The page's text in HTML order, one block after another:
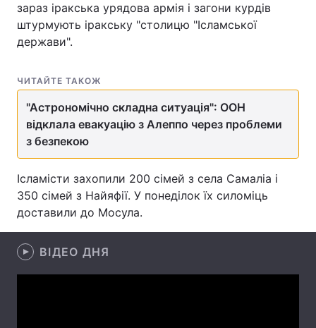
Головна
Україна
Економіка
Спорт Наука
Техно і зв'язок
Зброя Інциденти
Здоров'я Туризм
Цікавинки Погода
зараз іракська урядова армія і загони курдів
штурмують іракську "столицю "Ісламської
держави".
ЧИТАЙТЕ ТАКОЖ
"Астрономічно складна ситуація": ООН
відклала евакуацію з Алеппо через проблеми
з безпекою
Ісламісти захопили 200 сімей з села Самаліа і
350 сімей з Найяфії. У понеділок їх силоміць
доставили до Мосула.
ВІДЕО ДНЯ